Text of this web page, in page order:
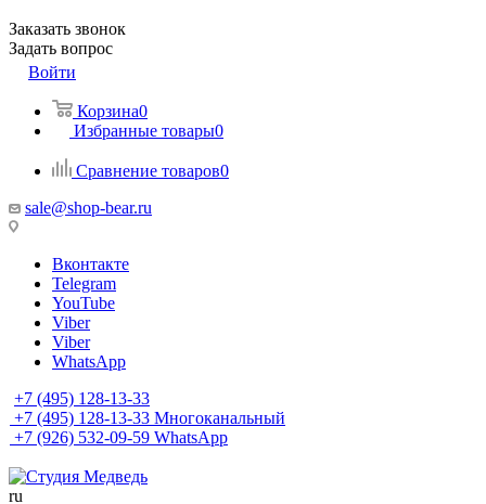
Заказать звонок
Задать вопрос
Войти
Корзина0
Избранные товары0
Сравнение товаров0
sale@shop-bear.ru
Вконтакте
Telegram
YouTube
Viber
Viber
WhatsApp
+7 (495) 128-13-33
+7 (495) 128-13-33 Многоканальный
+7 (926) 532-09-59 WhatsApp
ru